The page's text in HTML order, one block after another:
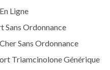
Ligne
Sans Ordonnance
Sans Ordonnance
Triamcinolone Générique